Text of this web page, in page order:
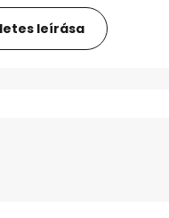
leírása